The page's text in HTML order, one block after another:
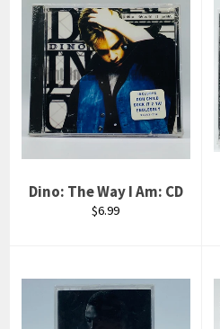
Dino: The Way I Am: CD
Prix
$6.99